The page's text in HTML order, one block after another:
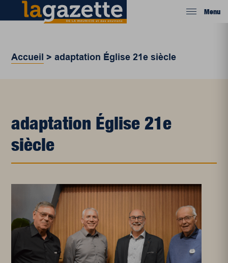
Menu
Accueil >adaptation Église 21e siècle
adaptation Église 21e
siècle